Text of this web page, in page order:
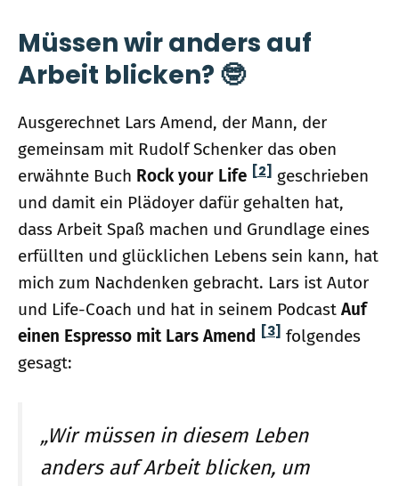
Müssen wir anders auf
Arbeit blicken? 🤓
Ausgerechnet Lars Amend, der Mann, der
gemeinsam mit Rudolf Schenker das oben
erwähnte Buch Rock your Life [2] geschrieben
und damit ein Plädoyer dafür gehalten hat,
dass Arbeit Spaß machen und Grundlage eines
erfüllten und glücklichen Lebens sein kann, hat
mich zum Nachdenken gebracht. Lars ist Autor
und Life-Coach und hat in seinem Podcast Auf
einen Espresso mit Lars Amend [3] folgendes
gesagt:
„Wir müssen in diesem Leben
anders auf Arbeit blicken, um